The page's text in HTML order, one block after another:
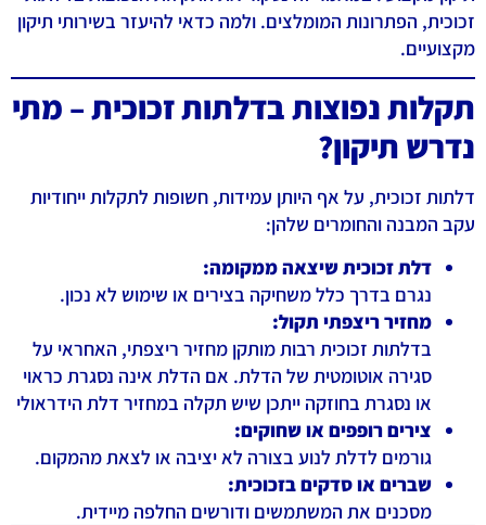
זכוכית, הפתרונות המומלצים. ולמה כדאי להיעזר בשירותי תיקון
מקצועיים.
תקלות נפוצות בדלתות זכוכית – מתי
נדרש תיקון?
דלתות זכוכית, על אף היותן עמידות, חשופות לתקלות ייחודיות
עקב המבנה והחומרים שלהן:
דלת זכוכית שיצאה ממקומה:
נגרם בדרך כלל משחיקה בצירים או שימוש לא נכון.
מחזיר ריצפתי תקול:
בדלתות זכוכית רבות מותקן מחזיר ריצפתי, האחראי על
סגירה אוטומטית של הדלת. אם הדלת אינה נסגרת כראוי
או נסגרת בחוזקה ייתכן שיש תקלה במחזיר דלת הידראולי
צירים רופפים או שחוקים:
גורמים לדלת לנוע בצורה לא יציבה או לצאת מהמקום.
שברים או סדקים בזכוכית:
מסכנים את המשתמשים ודורשים החלפה מיידית.